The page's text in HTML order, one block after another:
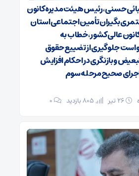
حسنی، رئیس هیئت‌مدیره کانون
تأمین اجتماعی استان
عالی کشور، خطاب به
جلوگیری از تضییع حقوق
و بازنگری در احکام افزایش
سال ۱۴۰۵ و اجرای صحیح مرحله سوم
۰